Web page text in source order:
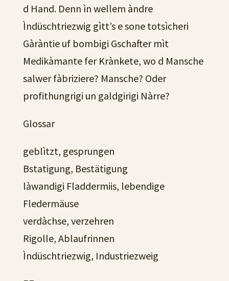
d Hand. Denn ìn wellem àndre
Ìndüschtriezwig gìtt’s e sone totsìcheri
Gàràntie uf bombigi Gschafter mìt
Medikàmante fer Krànkete, wo d Mansche
salwer fàbriziere? Mansche? Oder
profithungrigi un galdgirigi Nàrre?
Glossar
geblìtzt, gesprungen
Bstatigung, Bestätigung
làwandigi Fladdermiis, lebendige
Fledermäuse
verdàchse, verzehren
Rigolle, Ablaufrinnen
Ìndüschtriezwig, Industriezweig